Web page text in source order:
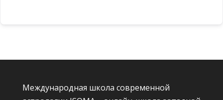
Международная школа современной